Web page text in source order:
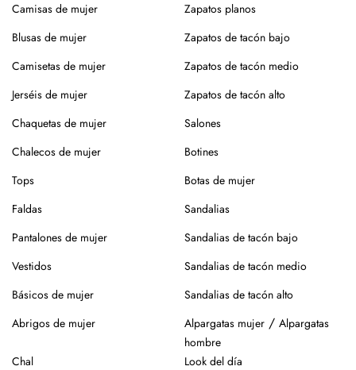
Plataforma: 3 cm
Material: Piel y Esparto
tintorería, especialmente en prendas con entretelado o
secar en percha y a la sombra para conservar la forma y el
color.
¿Vas a usar lavadora? Elige un programa delicado en frío,
puedan dañar el tejido.
Para el planchado, utiliza temperatura media y, si puedes,
plancha del revés. Así evitarás brillos o marcas.
Evita la exposición directa al sol durante mucho tiempo.
de la prenda.
Para los zapatos:
Nuestros zapatos están hechos con materiales naturales
como piel o yute, que requieren cuidados específicos.
Camisas de mujer
Blusas de mujer
Camisetas de mujer
Jerséis de mujer
Chaquetas de mujer
Chalecos de mujer
Tops
Faldas
Pantalones de mujer
Vestidos
Básicos de mujer
Abrigos de mujer
Zapatos planos
Zapatos de tacón bajo
Zapatos de tacón medio
Zapatos de tacón alto
Salones
Botines
Botas de mujer
Sandalias
Sandalias de tacón bajo
Sandalias de tacón medio
Sandalias de tacón alto
Alpargatas mujer / Alpargatas
hombre
Chal
Look del día